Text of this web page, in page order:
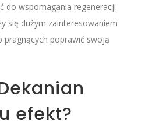
do wspomagania regeneracji
się dużym zainteresowaniem
poprawić swoją
efekt?